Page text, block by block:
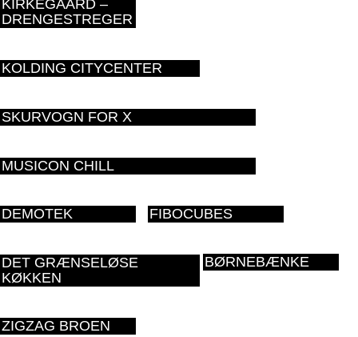
KIRKEGAARD –
DRENGESTREGER
KOLDING CITYCENTER
SKURVOGN FOR X
MUSICON CHILL
DEMOTEK FIBOCUBES
DET GRÆNSELØSE
KØKKEN
BØRNEBÆNKE
ZIGZAG BROEN